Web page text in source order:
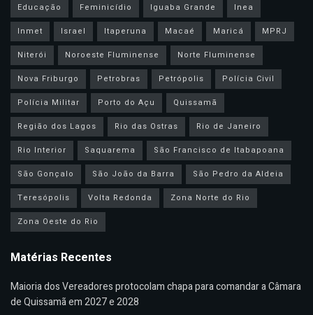
Educação
Feminicídio Iguaba Grande
Inea
Inmet
Israel Itaperuna Macaé Maricá
MPRJ
Niterói
Noroeste Fluminense
Norte Fluminense
Nova Friburgo
Petrobras Petrópolis
Polícia Civil
Polícia Militar
Porto do Açu
Quissamã
Região dos Lagos
Rio das Ostras
Rio de Janeiro
Rio Interior
Saquarema
São Francisco de Itabapoana
São Gonçalo
São João da Barra
São Pedro da Aldeia
Teresópolis
Volta Redonda
Zona Norte do Rio
Zona Oeste do Rio
Matérias Recentes
Maioria dos Vereadores protocolam chapa para comandar a Câmara
de Quissamã em 2027 e 2028